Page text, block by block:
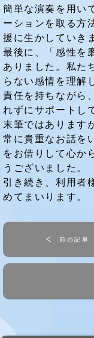
簡単な演奏を用い
ーションを取る方
援に生かしていき
最後に、「感性を
ありました。私た
らない感情を理解
責任を持ちながら
れずにサポートし
末筆ではあります
常に貴重なお話を
をお借りして心か
うございました。
引き続き、利用者
めてまいります。
前の記事